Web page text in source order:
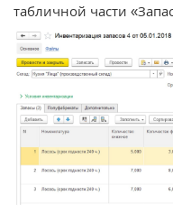
табличной части